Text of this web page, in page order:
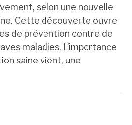
selon une nouvelle
Cette découverte ouvre
de prévention contre de
maladies. L’importance
saine vient, une